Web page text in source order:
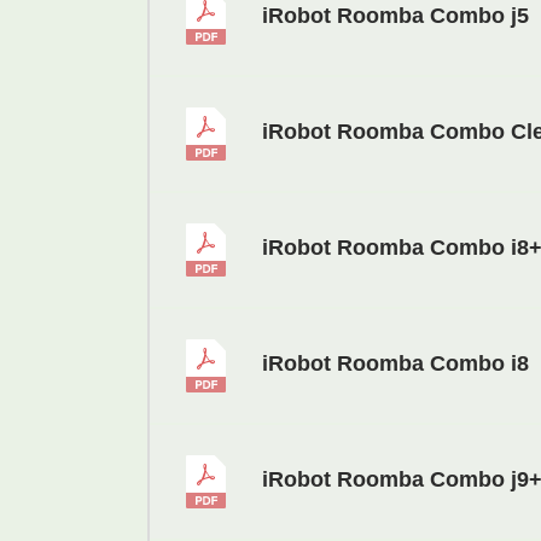
iRobot Roomba Combo j5
iRobot Roomba Combo
iRobot Roomba Combo i8+
iRobot Roomba Combo i8
iRobot Roomba Combo j9+